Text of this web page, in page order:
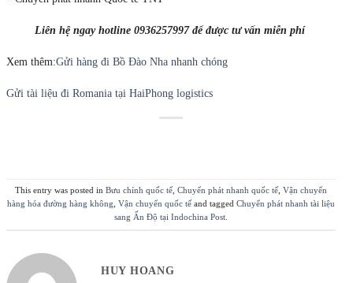
Liên hệ ngay hotline 0936257997 để được tư vấn miễn phí
Xem thêm:Gửi hàng đi Bồ Đào Nha nhanh chóng
Gửi tài liệu đi Romania tại HaiPhong logistics
This entry was posted in Bưu chính quốc tế, Chuyển phát nhanh quốc tế, Vận chuyển
hàng hóa đường hàng không, Vận chuyển quốc tế and tagged Chuyển phát nhanh tài liệu
sang Ấn Độ tại Indochina Post.
HUY HOANG